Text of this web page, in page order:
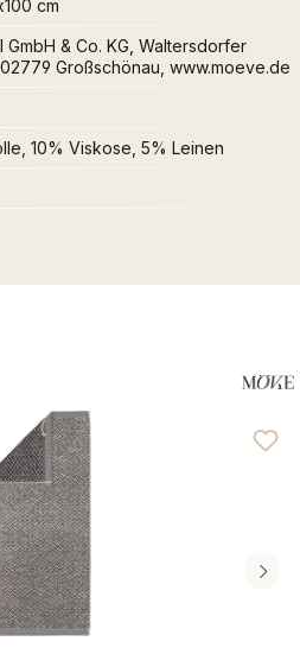
cm
GmbH & Co. KG, Waltersdorfer
Großschönau, www.moeve.de
10% Viskose, 5% Leinen
von 5 von 5 Sternen